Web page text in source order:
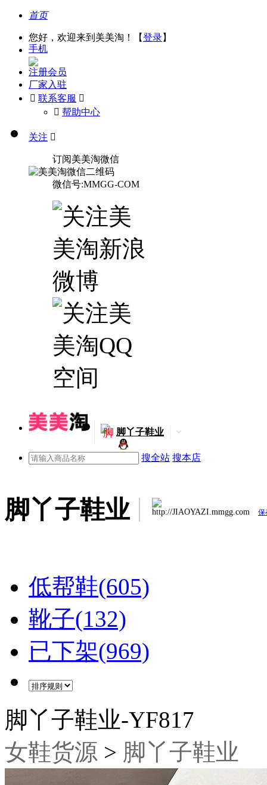
首页
您好，欢迎来到美美淘！【登录】
手机
注册会员
厂家入驻
 联系客服 
󰅃 帮助中心
关注 
订阅美美淘微信
微信号:MMGG-COM
脚 脚丫子鞋业
搜全站 搜本店
脚丫子鞋业 http://JIAOYAZI.mmgg.com 保
低帮鞋(605)
靴子(132)
已下架(969)
脚丫子鞋业-YF817
女鞋货源 > 脚丫子鞋业